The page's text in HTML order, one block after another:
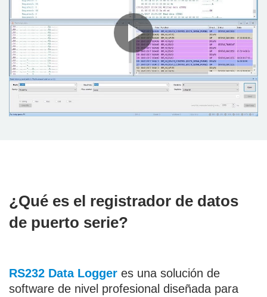
¿Qué es el registrador de datos
de puerto serie?
RS232 Data Logger es una solución de
software de nivel profesional diseñada para